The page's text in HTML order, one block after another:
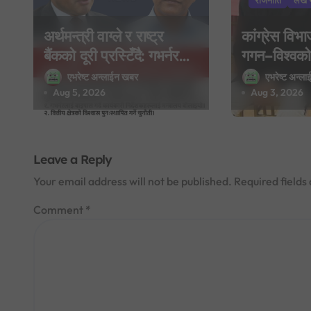
n
अर्थमन्त्री वाग्ले र राष्ट्र
बैंकको दूरी प्रस्टिँदै: गभर्नरलाई
बाइपास गर्दै कार्यकारी
निर्देशकहरूलाई मन्त्रालय
बोलाइयो
एभरेष्ट अन्लाईन खबर
Aug 5, 2026
कांग्रेस
देउवा
साउन २९
यात्राको
एभरेष्ट
Aug 3, 2026
Leave a Reply
Your email address will not be published. Required
Comment *